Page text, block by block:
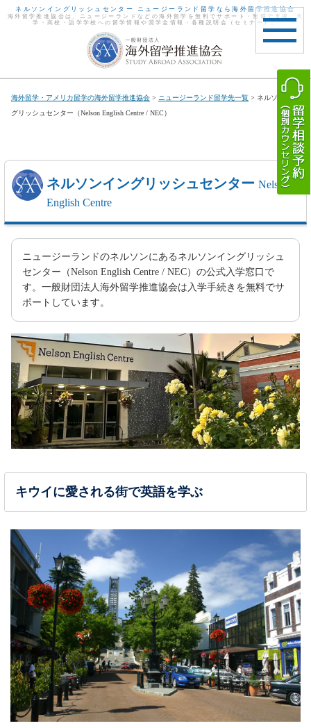
toggle
ネルソンイングリッシュセンター ニュージーランド留学なら海外留学推進協会
海外留学推進協会は、ニュージーランドなどの海外留学を無料でサポート・無償で支援。大
学・高校・語学学校への留学情報や奨学金情報・各種説明会（セミナー）。
海外留学・アメリカ留学の海外留学推進協会 > ニュージーランド留学先一覧 > ネルソンイン
グリッシュセンター（Nelson English Centre / NEC）
ネルソンイングリッシュセンター Nelson
English Centre
ニュージーランドのネルソンにあるネルソンイングリッシュ
センター（Nelson English Centre / NEC）の公式入学窓口で
す。一般財団法人海外留学推進協会は入学手続きを無料でサ
ポートしています。
キウイに愛される街で英語を学ぶ